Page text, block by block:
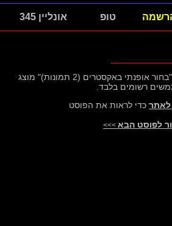
טופ אונליין 345
פוסט "בחור אופנתי באקסטרים (2 תמונות)" מוצג
רשומים בלבד.
לאתר כדי לראות את הפוסט
לפוסט הבא >>>